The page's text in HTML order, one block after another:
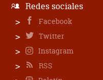
Redes sociales
Facebook
Twitter
Instagram
RSS